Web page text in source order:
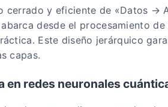
cerrado y eficiente de «Datos →
desde el procesamiento
Este diseño jerárquico
capas.
en redes neuronales